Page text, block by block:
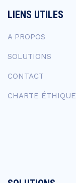
LIENS UTILES
A PROPOS
SOLUTIONS
CONTACT
CHARTE ÉTHIQUE